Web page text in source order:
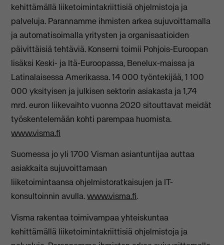
kehittämällä liiketoimintakriittisiä ohjelmistoja ja
palveluja. Parannamme ihmisten arkea sujuvoittamalla
ja automatisoimalla yritysten ja organisaatioiden
päivittäisiä tehtäviä. Konserni toimii Pohjois-Euroopan
lisäksi Keski- ja Itä-Euroopassa, Benelux-maissa ja
Latinalaisessa Amerikassa. 14 000 työntekijää, 1 100
000 yksityisen ja julkisen sektorin asiakasta ja 1,74
mrd. euron liikevaihto vuonna 2020 sitouttavat meidät
työskentelemään kohti parempaa huomista.
www.visma.fi
Suomessa jo yli 1700 Visman asiantuntijaa auttaa
asiakkaita sujuvoittamaan
liiketoimintaansa ohjelmistoratkaisujen ja IT-
konsultoinnin avulla.www.visma.fi.
Visma rakentaa toimivampaa yhteiskuntaa
kehittämällä liiketoimintakriittisiä ohjelmistoja ja